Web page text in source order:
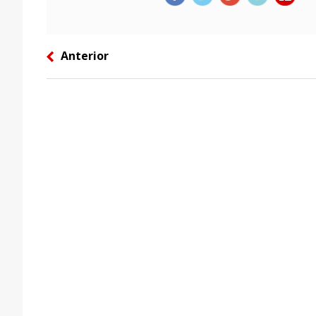
left Anterior